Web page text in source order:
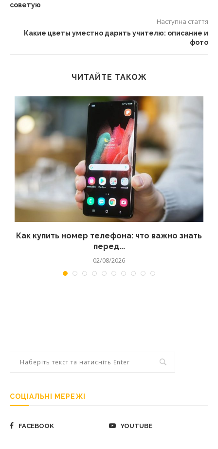
советую
Наступна стаття
Какие цветы уместно дарить учителю: описание и
фото
ЧИТАЙТЕ ТАКОЖ
Как купить номер телефона: что важно знать
перед...
02/08/2026
СОЦІАЛЬНІ МЕРЕЖІ
FACEBOOK YOUTUBE